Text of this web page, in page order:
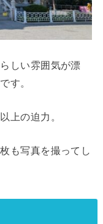
しい雰囲気が漂
す。
上の迫力。
も写真を撮ってし